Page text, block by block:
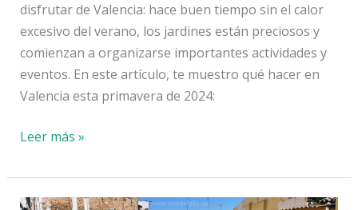
disfrutar de Valencia: hace buen tiempo sin el calor
excesivo del verano, los jardines están preciosos y
comienzan a organizarse importantes actividades y
eventos. En este artículo, te muestro qué hacer en
Valencia esta primavera de 2024:
Eventos
importantes
de
Leer más »